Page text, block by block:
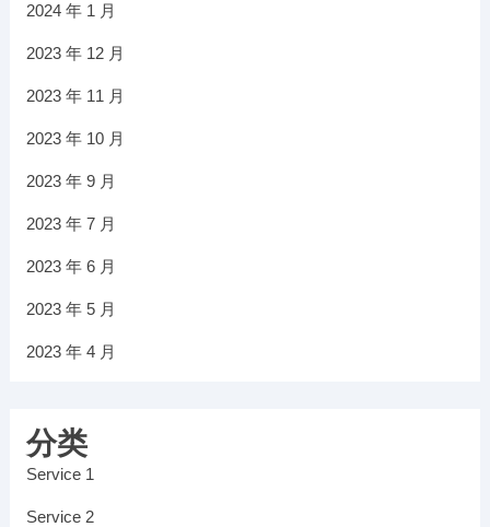
2024 年 1 月
2023 年 12 月
2023 年 11 月
2023 年 10 月
2023 年 9 月
2023 年 7 月
2023 年 6 月
2023 年 5 月
2023 年 4 月
分类
Service 1
Service 2